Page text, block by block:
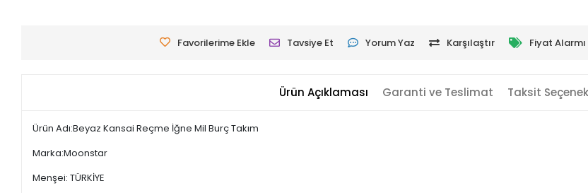
Favorilerime Ekle Tavsiye Et Yorum Yaz Karşılaştır Fiyat Alarmı
Ürün Açıklaması Garanti ve Teslimat Taksit
Ürün Adı:Beyaz Kansai Reçme İğne Mil Burç Takım
Marka:Moonstar
Menşei: TÜRKİYE